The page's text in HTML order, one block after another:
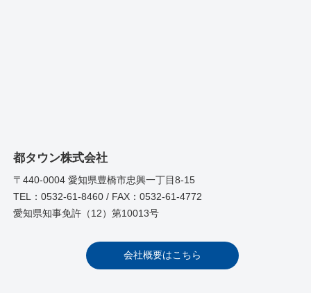
都タウン株式会社
〒440-0004 愛知県豊橋市忠興一丁目8-15
TEL：0532-61-8460 / FAX：0532-61-4772
愛知県知事免許（12）第10013号
会社概要はこちら